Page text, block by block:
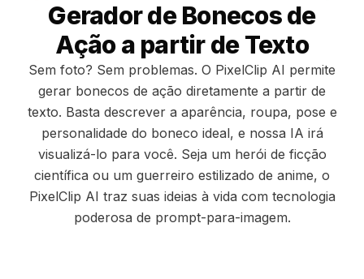
Gerador de Bonecos de
Ação a partir de Texto
Sem foto? Sem problemas. O PixelClip AI permite
gerar bonecos de ação diretamente a partir de
texto. Basta descrever a aparência, roupa, pose e
personalidade do boneco ideal, e nossa IA irá
visualizá-lo para você. Seja um herói de ficção
científica ou um guerreiro estilizado de anime, o
PixelClip AI traz suas ideias à vida com tecnologia
poderosa de prompt-para-imagem.